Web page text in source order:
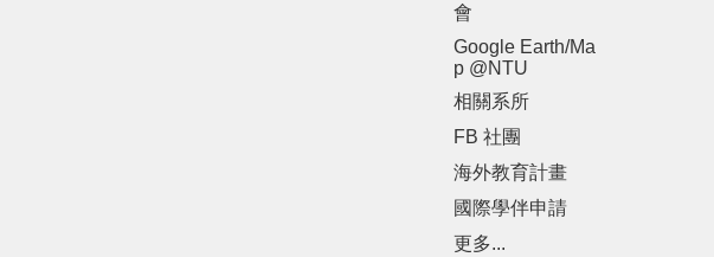
會
Google Earth/Ma
p @NTU
相關系所
FB 社團
海外教育計畫
國際學伴申請
更多...